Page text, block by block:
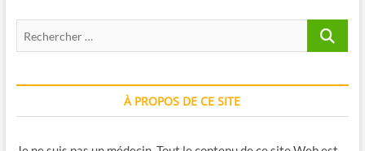
à
À PROPOS DE CE SITE